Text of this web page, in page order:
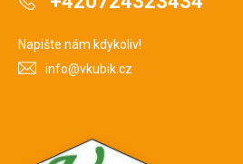
Napište nám kdykoliv!
info@vkubik.cz